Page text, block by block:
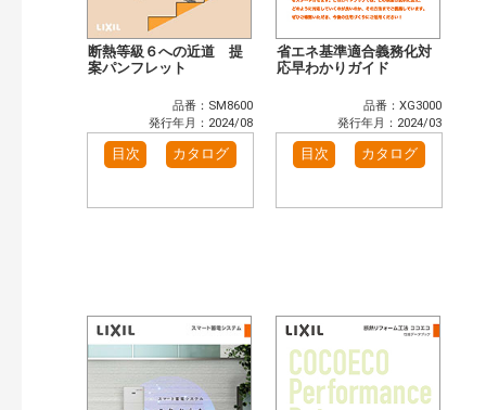
断熱等級６への近道 提
案パンフレット
品番：SM8600
発行年月：2024/08
目次 カタログ
省エネ基準適合義務化対
応早わかりガイド
品番：XG3000
発行年月：2024/03
目次 カタログ